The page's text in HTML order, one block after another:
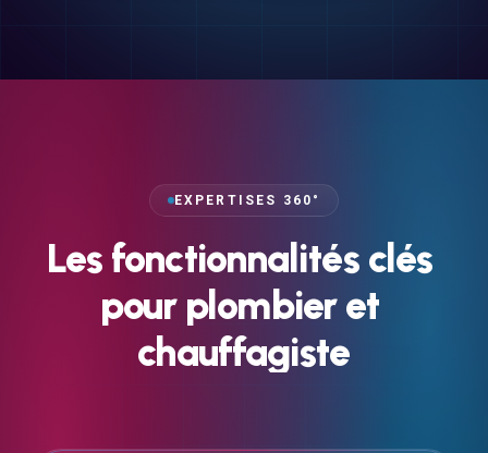
EXPERTISES 360°
Les fonctionnalités clés
pour plombier et
chauffagiste